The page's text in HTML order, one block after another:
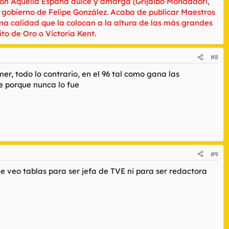
de Felipe González. Acaba de publicar Maestros
calidad que la colocan a la altura de las más grandes
de Oro o Victoria Kent.
#8
todo lo contrario, en el 96 tal como gana las
porque nunca lo fue
#9
veo tablas para ser jefa de TVE ni para ser redactora